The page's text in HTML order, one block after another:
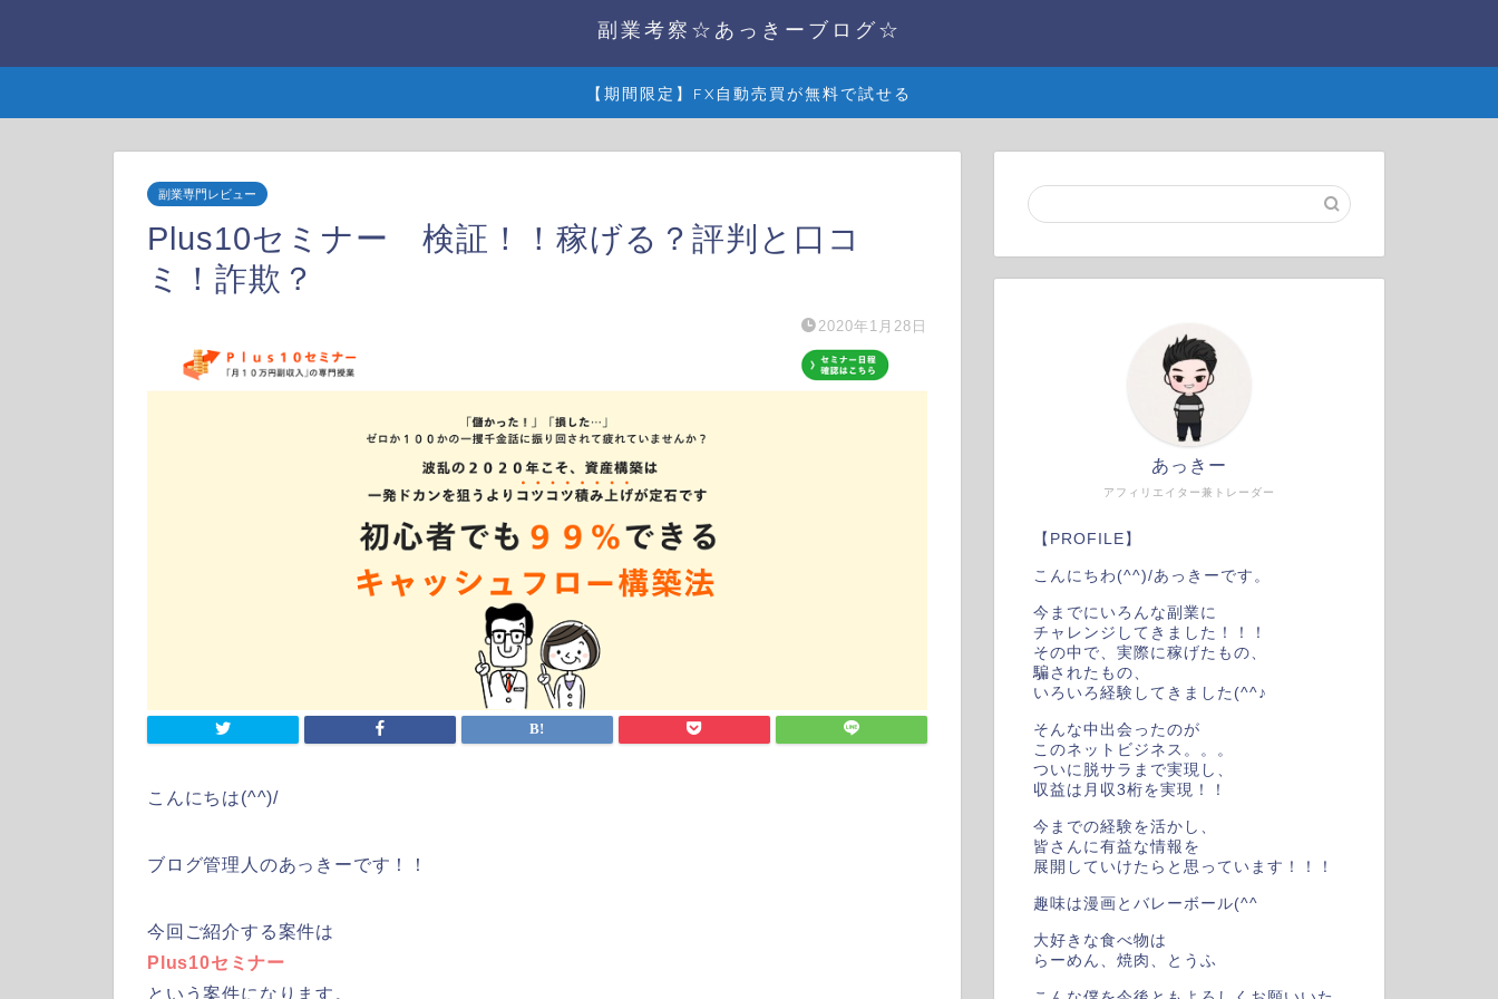
副業考察☆あっきーブログ☆
【期間限定】FX自動売買が無料で試せる
副業専門レビュー
Plus10セミナー 検証！！稼げる？評判と口コ
ミ！詐欺？
2020年1月28日
こんにちは(^^)/
ブログ管理人のあっきーです！！
今回ご紹介する案件は
Plus10セミナー
という案件になります。
アフィリエイター兼トレーダー
あっきー
【PROFILE】
こんにちわ(^^)/あっきーです。
今までにいろんな副業に
チャレンジしてきました！！！
その中で、実際に稼げたもの、
騙されたもの、
いろいろ経験してきました(^^♪
そんな中出会ったのが
このネットビジネス。。。
ついに脱サラまで実現し、
収益は月収3桁を実現！！
今までの経験を活かし、
皆さんに有益な情報を
展開していけたらと思っています！！！
趣味は漫画とバレーボール(^^
大好きな食べ物は
らーめん、焼肉、とうふ